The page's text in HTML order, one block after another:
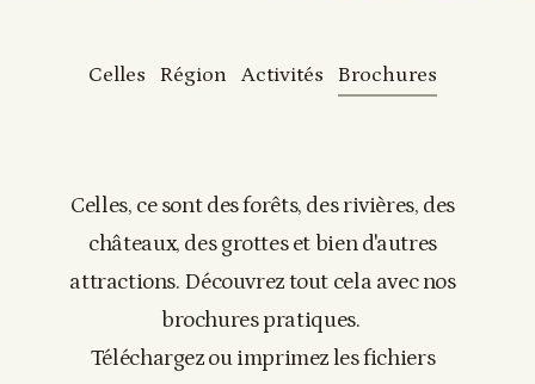
Celles Région Activités Brochures
Celles, ce sont des forêts, des rivières, des
châteaux, des grottes et bien d'autres
attractions. Découvrez tout cela avec nos
brochures pratiques.
Téléchargez ou imprimez les fichiers